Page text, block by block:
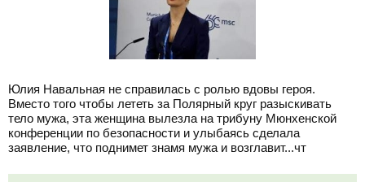
Юлия Навальная не справилась с ролью вдовы героя.
Вместо того чтобы лететь за Полярный круг разыскивать
тело мужа, эта женщина вылезла на трибуну Мюнхенской
конференции по безопасности и улыбаясь сделала
заявление, что поднимет знамя мужа и возглавит...чт